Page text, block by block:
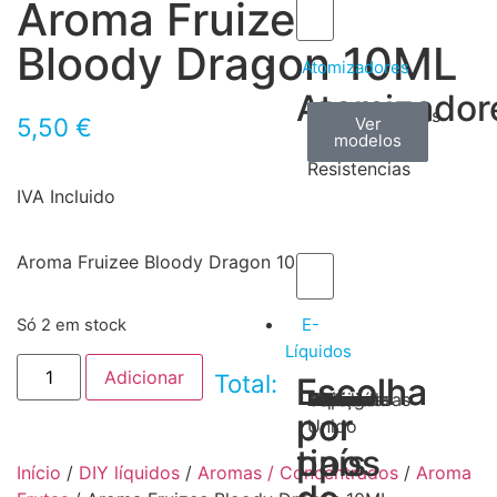
Atomizadores
Claromizadores
Ver
modelos
Reconstruíveis
Ver
modelos
Resistencias
Ver
modelos
E-
Líquidos
Escolha
por
tipos
Tabaco
Frutas
Bebidas
Frescos
Sobremesas
Escolha
por
país
Portugal
Alemanha
USA
Reino
Unido
Canadá
França
Malásia
Filipinas
Espanha
Polónia
Grécia
Aroma Fruizee
Bloody Dragon 10ML
5,50 €
IVA Incluido
Aroma Fruizee Bloody Dragon 10ML
Só 2 em stock
Adicionar Total:
Início / DIY líquidos / Aromas / Concentrados / Aroma